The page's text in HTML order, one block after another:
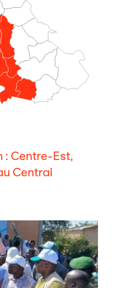
: Centre-Est,
Central